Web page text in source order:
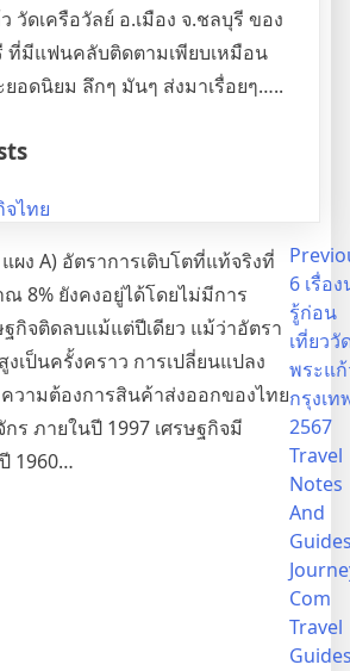
วัดเครือวัลย์ อ.เมือง จ.ชลบุรี ของ
ที่มีแฟนคลับติดตามเพียบเหมือน
ยอดนิยม ลึกๆ มันๆ ส่งมาเรื่อยๆ…..
จไทย
ผง A) อัตราการเติบโตที่แท้จริงที่
8% ยังคงอยู่ได้โดยไม่มีการ
ฐกิจติดลบแม้แต่ปีเดียว แม้ว่าอัตรา
งเป็นครั้งคราว การเปลี่ยนแปลง
วามต้องการสินค้าส่งออกของไทย
ร ภายในปี 1997 เศรษฐกิจมี
1960…
6 เรื่อ
รู้ก่อน
เที่ยววั
พระแ
กรุงเท
2567
Travel
Notes
And
Com
Travel